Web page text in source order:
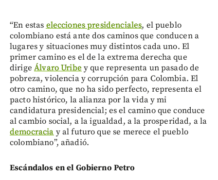
“En estas elecciones presidenciales, el pueblo
colombiano está ante dos caminos que conducen a
lugares y situaciones muy distintos cada uno. El
primer camino es el de la extrema derecha que
dirigeÁlvaro Uribe y que representa un pasado de
pobreza, violencia y corrupción para Colombia. El
otro camino, que no ha sido perfecto, representa el
pacto histórico, la alianza por la vida y mi
candidatura presidencial; es el camino que conduce
al cambio social, a la igualdad, a la prosperidad, a la
democracia y al futuro que se merece el pueblo
colombiano”, añadió.
Escándalos en el Gobierno Petro